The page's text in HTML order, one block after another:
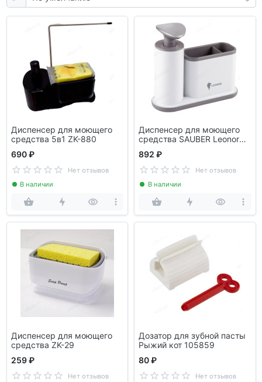
Диспенсер для моющего
средства 5в1 ZK-880
690 ₽
Нет отзывов
В наличии
Диспенсер для моющего
средства SAUBER Leonord
892 ₽
Нет отзывов
В наличии
Диспенсер для моющего
средства ZK-29
259 ₽
Нет отзывов
Дозатор для зубной пасты
Рыжий кот 105859
80 ₽
Нет отзывов